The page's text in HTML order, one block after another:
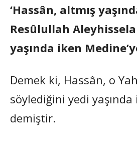
‘Hassân, altmış
Resûlullah
yaşında iken
Demek ki, Hassân, o
söylediğini yedi
demiştir.